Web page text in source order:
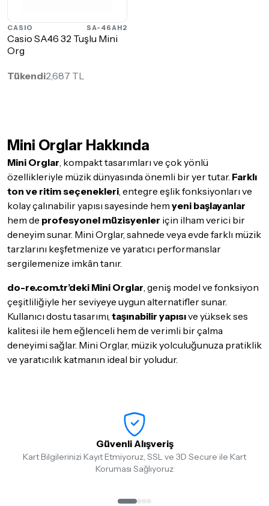
CASIO SA-46AH2
Casio SA46 32 Tuşlu Mini
Org
Tükendi2,687 TL
Mini Orglar Hakkında
Mini Orglar, kompakt tasarımları ve çok yönlü
özellikleriyle müzik dünyasında önemli bir yer tutar. Farklı
ton ve ritim seçenekleri, entegre eşlik fonksiyonları ve
kolay çalınabilir yapısı sayesinde hem yeni başlayanlar
hem de profesyonel müzisyenler için ilham verici bir
deneyim sunar. Mini Orglar, sahnede veya evde farklı müzik
tarzlarını keşfetmenize ve yaratıcı performanslar
sergilemenize imkân tanır.
do-re.com.tr’deki Mini Orglar, geniş model ve fonksiyon
çeşitliliğiyle her seviyeye uygun alternatifler sunar.
Kullanıcı dostu tasarımı, taşınabilir yapısıve yüksek ses
kalitesi ile hem eğlenceli hem de verimli bir çalma
deneyimi sağlar. Mini Orglar, müzik yolculuğunuza pratiklik
ve yaratıcılık katmanın ideal bir yoludur.
Güvenli Alışveriş
Kart Bilgilerinizi Kayıt Etmiyoruz, SSL ve 3D Secure ile Kart
Koruması Sağlıyoruz